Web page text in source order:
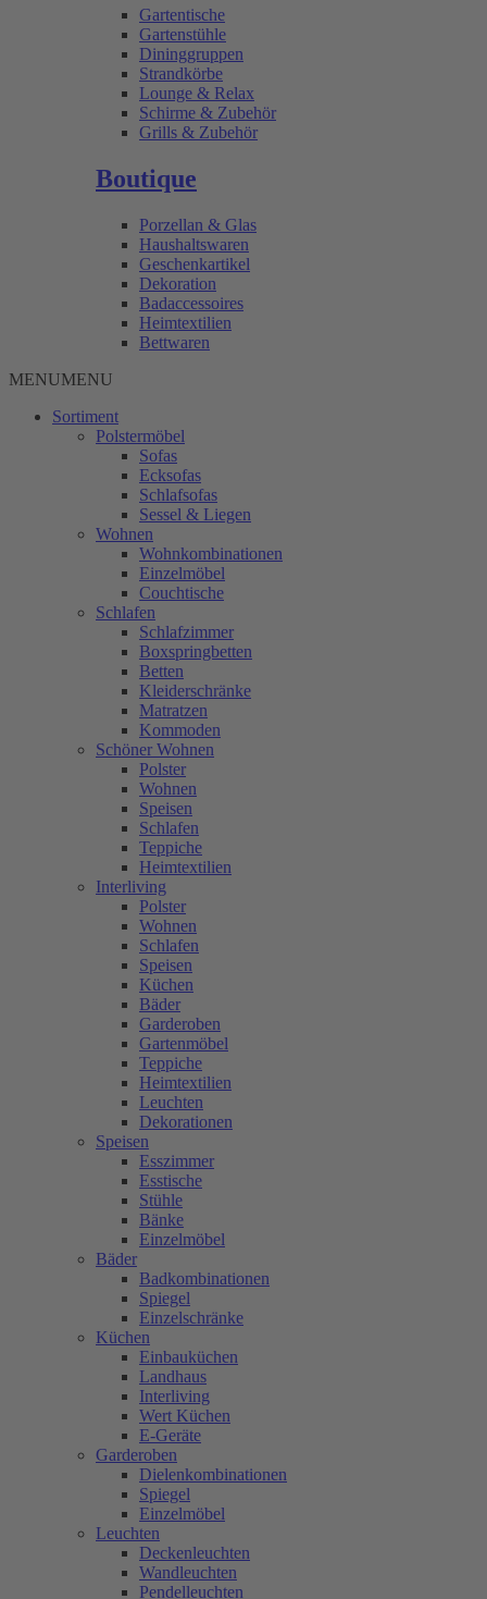
Gartentische
Gartenstühle
Dininggruppen
Strandkörbe
Lounge & Relax
Schirme & Zubehör
Grills & Zubehör
Boutique
Porzellan & Glas
Haushaltswaren
Geschenkartikel
Dekoration
Badaccessoires
Heimtextilien
Bettwaren
MENUMENU
Sortiment
Polstermöbel
Sofas
Ecksofas
Schlafsofas
Sessel & Liegen
Wohnen
Wohnkombinationen
Einzelmöbel
Couchtische
Schlafen
Schlafzimmer
Boxspringbetten
Betten
Kleiderschränke
Matratzen
Kommoden
Schöner Wohnen
Polster
Wohnen
Speisen
Schlafen
Teppiche
Heimtextilien
Interliving
Polster
Wohnen
Schlafen
Speisen
Küchen
Bäder
Garderoben
Gartenmöbel
Teppiche
Heimtextilien
Leuchten
Dekorationen
Speisen
Esszimmer
Esstische
Stühle
Bänke
Einzelmöbel
Bäder
Badkombinationen
Spiegel
Einzelschränke
Küchen
Einbauküchen
Landhaus
Interliving
Wert Küchen
E-Geräte
Garderoben
Dielenkombinationen
Spiegel
Einzelmöbel
Leuchten
Deckenleuchten
Wandleuchten
Pendelleuchten